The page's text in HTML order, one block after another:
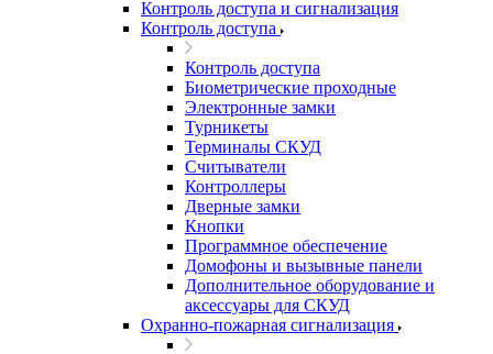
Контроль доступа и сигнализация
Контроль доступа
Контроль доступа
Биометрические проходные
Электронные замки
Турникеты
Терминалы СКУД
Считыватели
Контроллеры
Дверные замки
Кнопки
Программное обеспечение
Домофоны и вызывные панели
Дополнительное оборудование и
аксессуары для СКУД
Охранно-пожарная сигнализация